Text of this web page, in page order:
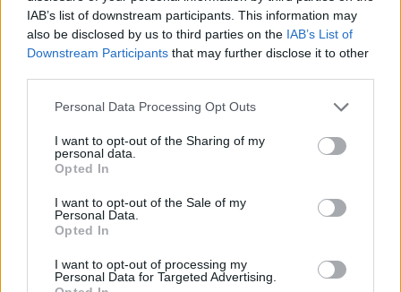
IAB’s list of downstream participants. This information may
also be disclosed by us to third parties on the IAB’s List of
Downstream Participants that may further disclose it to other
Personal Data Processing Opt Outs
I want to opt-out of the Sharing of my
personal data.
Opted In
I want to opt-out of the Sale of my
Personal Data.
Opted In
I want to opt-out of processing my
Personal Data for Targeted Advertising.
Tēva cerība,
Tēva spēka avots!
Katrs no mums -
Mazdēls!
Vectēvs!
Katrs no mums tik īpašs un svēts,